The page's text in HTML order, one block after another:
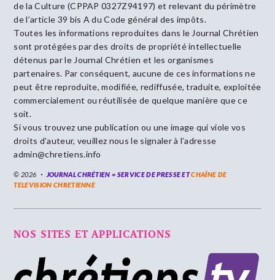
de la Culture (CPPAP 0327Z94197) et relevant du périmètre
de l’article 39 bis A du Code général des impôts.
Toutes les informations reproduites dans le Journal Chrétien
sont protégées par des droits de propriété intellectuelle
détenus par le Journal Chrétien et les organismes
partenaires. Par conséquent, aucune de ces informations ne
peut être reproduite, modifiée, rediffusée, traduite, exploitée
commercialement ou réutilisée de quelque manière que ce
soit.
Si vous trouvez une publication ou une image qui viole vos
droits d’auteur, veuillez nous le signaler à l’adresse
admin@chretiens.info
© 2026 JOURNAL CHRÉTIEN = SERVICE DE PRESSE ETCHAÎNE DE
TELEVISION CHRETIENNE
NOS SITES ET APPLICATIONS